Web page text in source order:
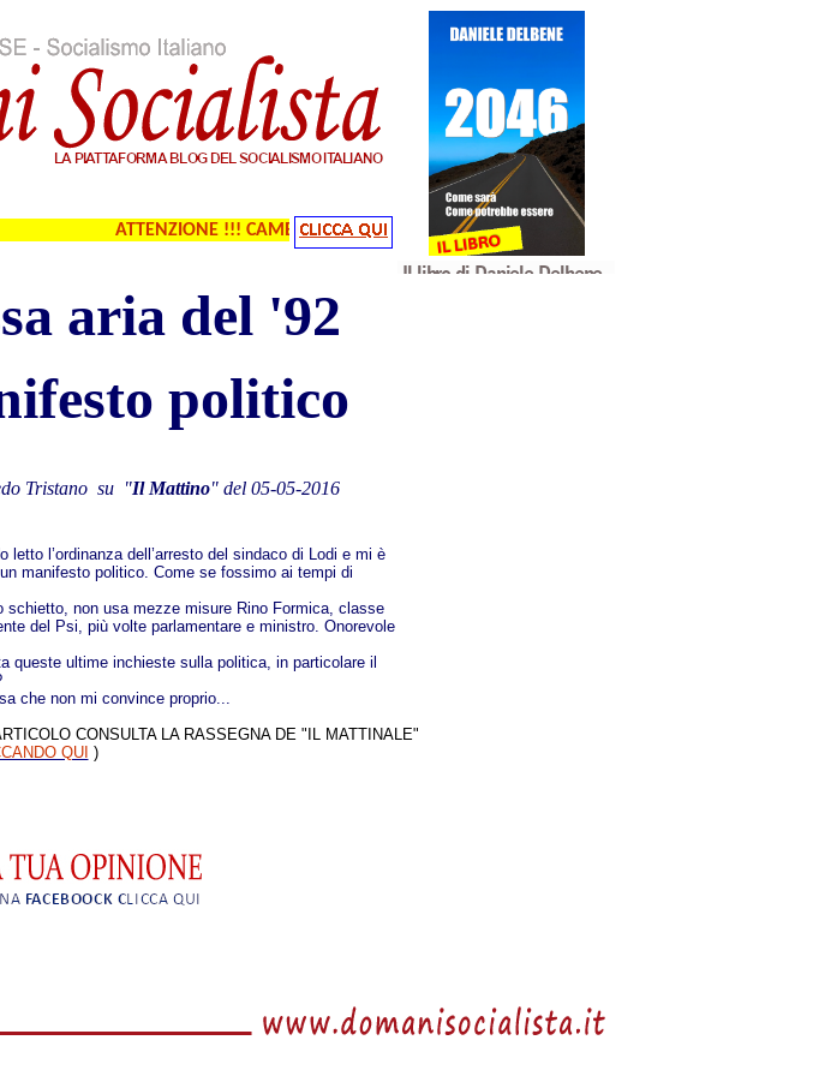
aria del '92
politico
Tristano su "Il Mattino" del 05-05-2016
letto l’ordinanza dell’arresto del sindaco di Lodi e mi è
manifesto politico. Come se fossimo ai tempi di
schietto, non usa mezze misure Rino Formica, classe
del Psi, più volte parlamentare e ministro. Onorevole
queste ultime inchieste sulla politica, in particolare il
che non mi convince proprio...
CONSULTA LA RASSEGNA DE "IL MATTINALE"
QUI )